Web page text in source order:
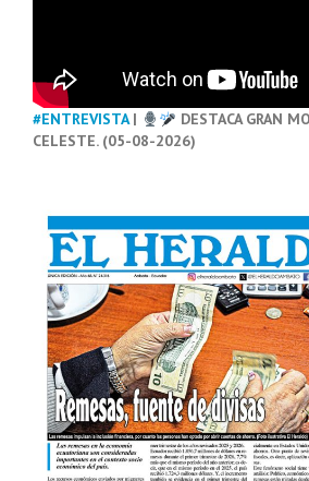
#ENTREVISTA|
DESTACA GRAN
CELESTE. (05-08-2026)